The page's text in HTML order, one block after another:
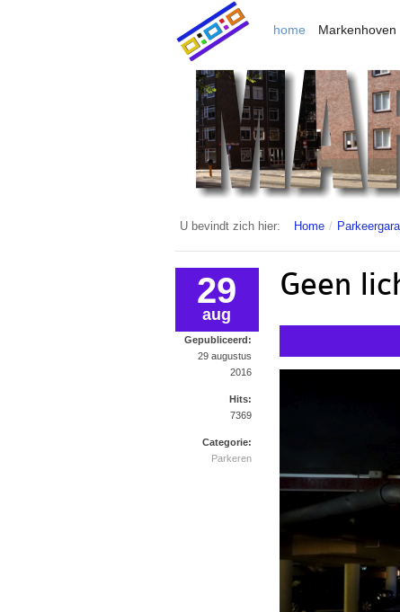
home Markenhoven
U bevindt zich hier: Home /
29
aug
Gepubliceerd:
29 augustus
2016
Hits:
7369
Categorie:
Parkeren
Geen